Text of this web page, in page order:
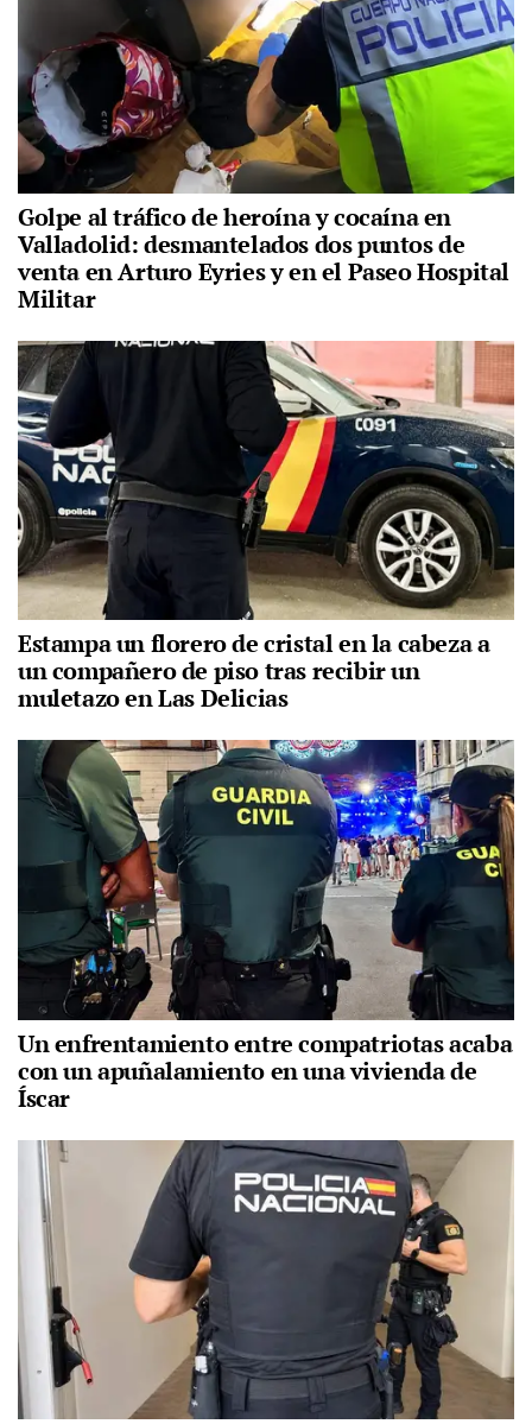
Golpe al tráfico de heroína y cocaína en
Valladolid: desmantelados dos puntos de
venta en Arturo Eyries y en el Paseo Hospital
Militar
Estampa un florero de cristal en la cabeza a
un compañero de piso tras recibir un
muletazo en Las Delicias
Un enfrentamiento entre compatriotas acaba
con un apuñalamiento en una vivienda de
Íscar